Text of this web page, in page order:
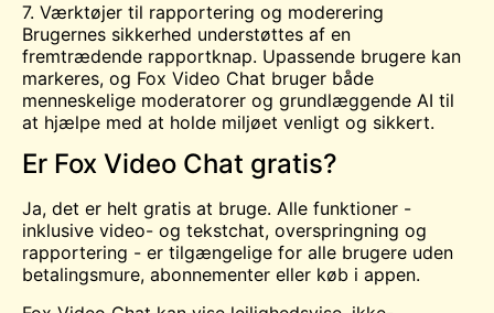
7. Værktøjer til rapportering og moderering
Brugernes sikkerhed understøttes af en
fremtrædende rapportknap. Upassende brugere kan
markeres, og Fox Video Chat bruger både
menneskelige moderatorer og grundlæggende AI til
at hjælpe med at holde miljøet venligt og sikkert.
Er Fox Video Chat gratis?
Ja, det er helt gratis at bruge. Alle funktioner -
inklusive video- og tekstchat, overspringning og
rapportering - er tilgængelige for alle brugere uden
betalingsmure, abonnementer eller køb i appen.